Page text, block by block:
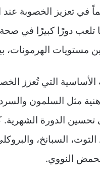
في تعزيز الخصوبة
تلعب دورًا كبيرًا في
الهرمونات،
مثل السلمون
الدورة الشهرية.
السبانخ،
النووي.